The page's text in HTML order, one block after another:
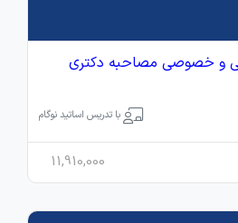
و خصوصی مصاحبه دکتری
با تدریس اساتید نوگام
11,910,000